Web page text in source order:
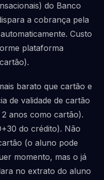
do Banco
a cobrança pela
Custo
plataforma
barato que cartão e
de validade de cartão
anos como cartão).
do crédito). Não
(o aluno pode
momento, mas o já
no extrato do aluno